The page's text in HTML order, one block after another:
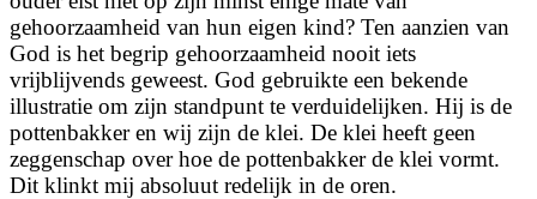
gehoorzaamheid van hun eigen kind? Ten aanzien van
God is het begrip gehoorzaamheid nooit iets
vrijblijvends geweest. God gebruikte een bekende
illustratie om zijn standpunt te verduidelijken. Hij is de
pottenbakker en wij zijn de klei. De klei heeft geen
zeggenschap over hoe de pottenbakker de klei vormt.
Dit klinkt mij absoluut redelijk in de oren.